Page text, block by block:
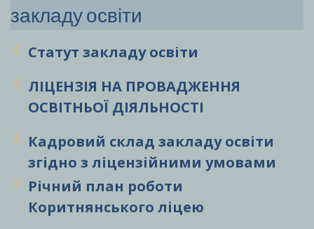
закладу освіти
Статут закладу освіти
ЛІЦЕНЗІЯ НА ПРОВАДЖЕННЯ
ОСВІТНЬОЇ ДІЯЛЬНОСТІ
Кадровий склад закладу освіти
згідно з ліцензійними умовами
Річний план роботи
Коритнянського ліцею